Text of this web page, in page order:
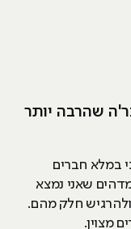
שהרבה יותר
במלא חברים
שאני נמצא
חלק מהם.